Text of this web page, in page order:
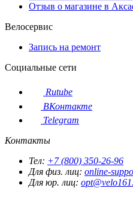
Отзыв о магазине в
Велосервис
Запись на ремонт
Социальные сети
Rutube
ВКонтакте
Telegram
Контакты
Тел: +7 (800) 350-26-96
Для физ. лиц: online-
Для юр. лиц: